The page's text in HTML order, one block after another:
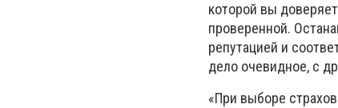
которой вы
проверенной.
репутацией и
дело очевидное, с
«При выборе